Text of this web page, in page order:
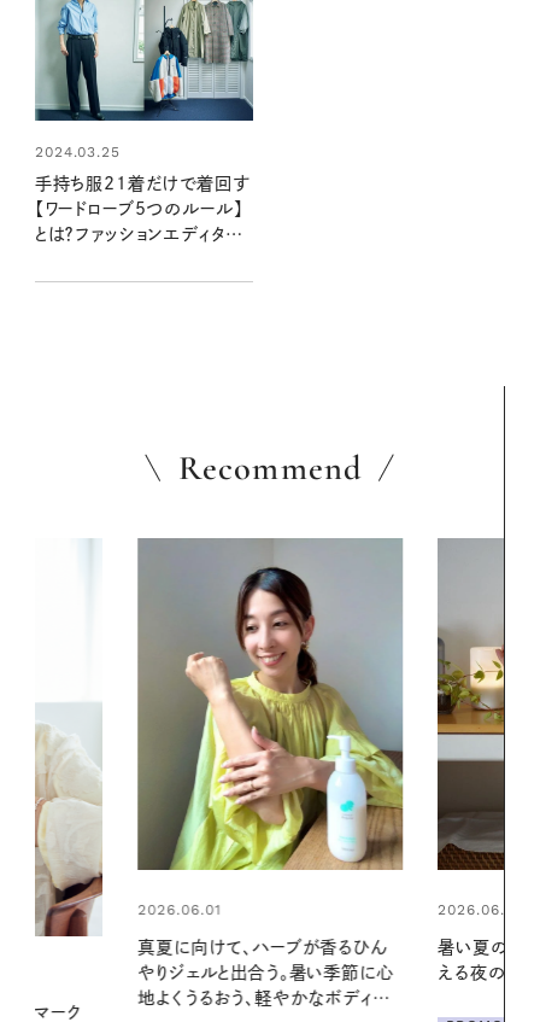
2024.03.25
手持ち服21着だけで着回す
【ワードローブ5つのルール】
とは？ファッションエディター
Recommend
2026.06.01
暑い夏のナイトルーティン。私を整
える夜の爽やかご褒美ケア
2026.06.01
お出かけ前
の一日。汗ば